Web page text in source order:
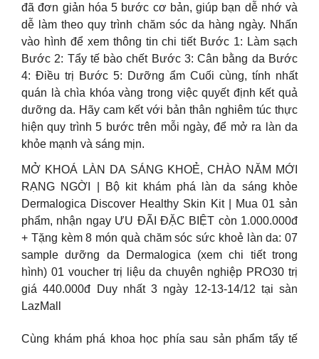
đã đơn giản hóa 5 bước cơ bản, giúp bạn dễ nhớ và
dễ làm theo quy trình chăm sóc da hàng ngày. Nhấn
vào hình để xem thông tin chi tiết Bước 1: Làm sạch
Bước 2: Tẩy tế bào chết Bước 3: Cân bằng da Bước
4: Điều trị Bước 5: Dưỡng ẩm Cuối cùng, tính nhất
quán là chìa khóa vàng trong việc quyết định kết quả
dưỡng da. Hãy cam kết với bản thân nghiêm túc thực
hiện quy trình 5 bước trên mỗi ngày, để mở ra làn da
khỏe mạnh và sáng mịn.
MỞ KHOÁ LÀN DA SÁNG KHOẺ, CHÀO NĂM MỚI
RẠNG NGỜI | Bộ kit khám phá làn da sáng khỏe
Dermalogica Discover Healthy Skin Kit | Mua 01 sản
phẩm, nhận ngay ƯU ĐÃI ĐẶC BIỆT còn 1.000.000đ
+ Tặng kèm 8 món quà chăm sóc sức khoẻ làn da: 07
sample dưỡng da Dermalogica (xem chi tiết trong
hình) 01 voucher trị liệu da chuyên nghiệp PRO30 trị
giá 440.000đ Duy nhất 3 ngày 12-13-14/12 tại sàn
LazMall
Cùng khám phá khoa học phía sau sản phẩm tẩy tế